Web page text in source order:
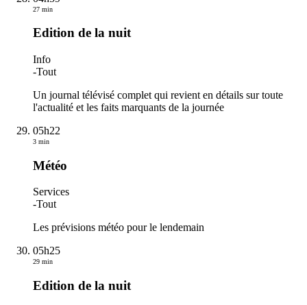
27 min
Edition de la nuit
Info
-Tout
Un journal télévisé complet qui revient en détails sur toute
l'actualité et les faits marquants de la journée
05h22
3 min
Météo
Services
-Tout
Les prévisions météo pour le lendemain
05h25
29 min
Edition de la nuit